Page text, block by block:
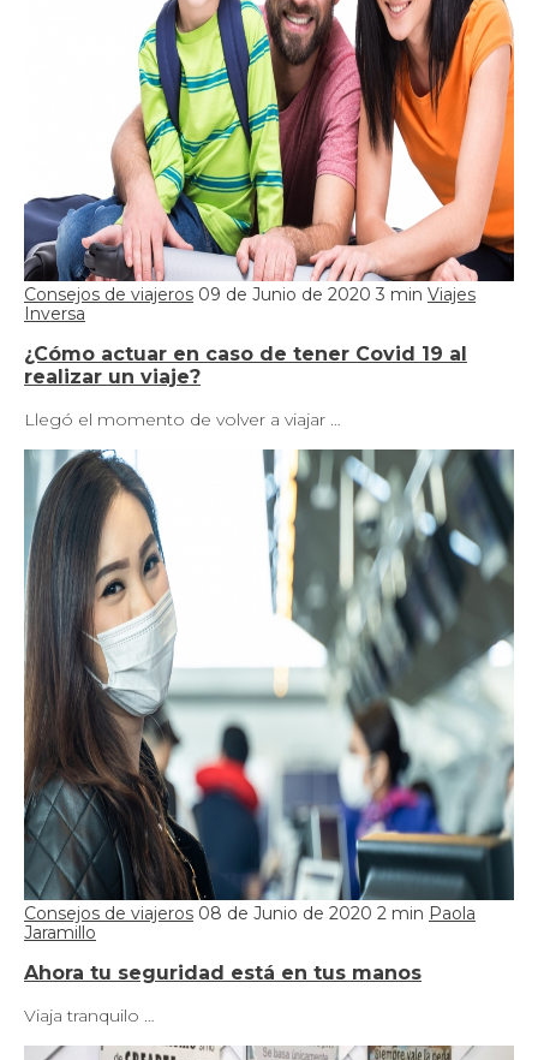
Consejos de viajeros 09 de Junio de 2020 3 min Viajes
Inversa
¿Cómo actuar en caso de tener Covid 19 al
realizar un viaje?
Llegó el momento de volver a viajar …
Consejos de viajeros 08 de Junio de 2020 2 min Paola
Jaramillo
Ahora tu seguridad está en tus manos
Viaja tranquilo …